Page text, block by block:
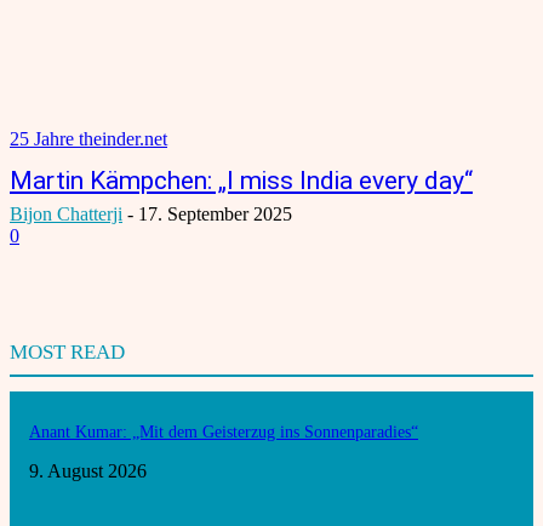
25 Jahre theinder.net
Martin Kämpchen: „I miss India every day“
Bijon Chatterji - 17. September 2025
0
MOST READ
Anant Kumar: „Mit dem Geisterzug ins Sonnenparadies“
9. August 2026